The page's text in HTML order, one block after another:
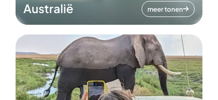
Australië meer tonen